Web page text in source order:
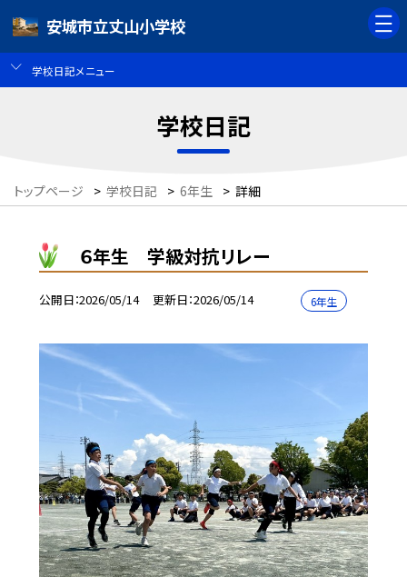
安城市立丈山小学校
学校日記メニュー
学校日記
トップページ > 学校日記 > 6年生 > 詳細
６年生 学級対抗リレー
公開日 2026/05/14 更新日 2026/05/14 6年生